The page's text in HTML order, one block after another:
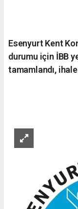
Esenyurt Kent
durumu için İBB
tamamlandı,